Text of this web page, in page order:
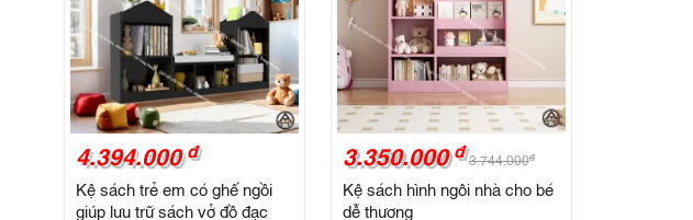
4.394.000 đ
Kệ sách trẻ em có ghế ngồi
giúp lưu trữ sách vở đồ đạc
3.350.000 đ 3.744.000đ
Kệ sách hình ngôi nhà cho bé
dễ thương